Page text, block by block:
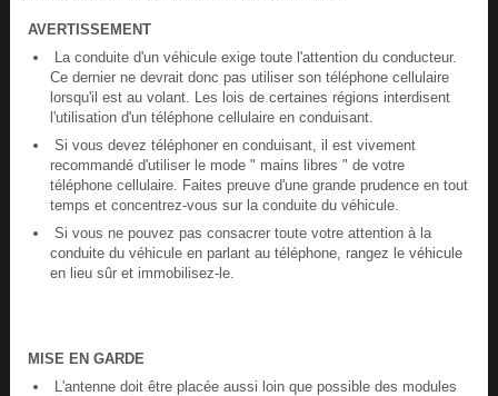
AVERTISSEMENT
La conduite d'un véhicule exige toute l'attention du conducteur.
Ce dernier ne devrait donc pas utiliser son téléphone cellulaire
lorsqu'il est au volant. Les lois de certaines régions interdisent
l'utilisation d'un téléphone cellulaire en conduisant.
Si vous devez téléphoner en conduisant, il est vivement
recommandé d'utiliser le mode " mains libres " de votre
téléphone cellulaire. Faites preuve d'une grande prudence en tout
temps et concentrez-vous sur la conduite du véhicule.
Si vous ne pouvez pas consacrer toute votre attention à la
conduite du véhicule en parlant au téléphone, rangez le véhicule
en lieu sûr et immobilisez-le.
MISE EN GARDE
L'antenne doit être placée aussi loin que possible des modules